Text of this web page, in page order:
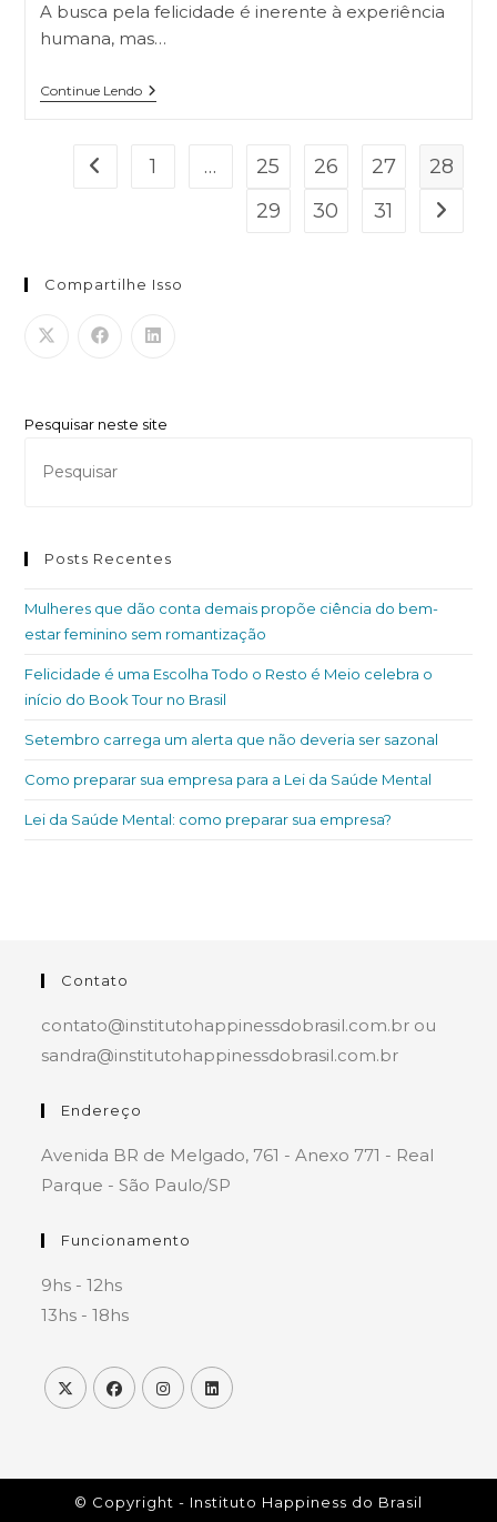
A busca pela felicidade é inerente à experiência
humana, mas…
Continue Lendo
1 … 25 26 27
28
29
30 31
Compartilhe Isso
Pesquisar neste site
Posts Recentes
Mulheres que dão conta demais propõe ciência do bem-
estar feminino sem romantização
Felicidade é uma Escolha Todo o Resto é Meio celebra o
início do Book Tour no Brasil
Setembro carrega um alerta que não deveria ser sazonal
Como preparar sua empresa para a Lei da Saúde Mental
Lei da Saúde Mental: como preparar sua empresa?
Contato
contato@institutohappinessdobrasil.com.br ou
sandra@institutohappinessdobrasil.com.br
Endereço
Avenida BR de Melgado, 761 - Anexo 771 - Real
Parque - São Paulo/SP
Funcionamento
9hs - 12hs
13hs - 18hs
© Copyright - Instituto Happiness do Brasil